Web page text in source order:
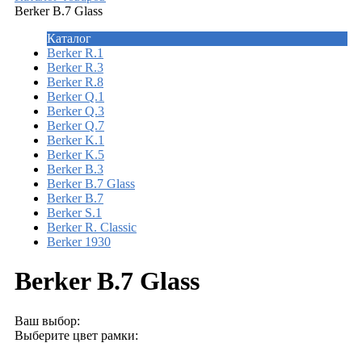
Berker B.7 Glass
Каталог
Berker R.1
Berker R.3
Berker R.8
Berker Q.1
Berker Q.3
Berker Q.7
Berker K.1
Berker K.5
Berker B.3
Berker B.7 Glass
Berker B.7
Berker S.1
Berker R. Classic
Berker 1930
Berker B.7 Glass
Ваш выбор:
Выберите цвет рамки: